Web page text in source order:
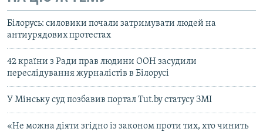
Білорусь: силовики почали затримувати людей на
антиурядових протестах
42 країни з Ради прав людини ООН засудили
переслідування журналістів в Білорусі
У Мінську суд позбавив портал Tut.by статусу ЗМІ
«Не можна діяти згідно із законом проти тих, хто чинить